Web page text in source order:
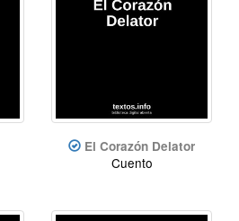
El Corazón Delator
Cuento